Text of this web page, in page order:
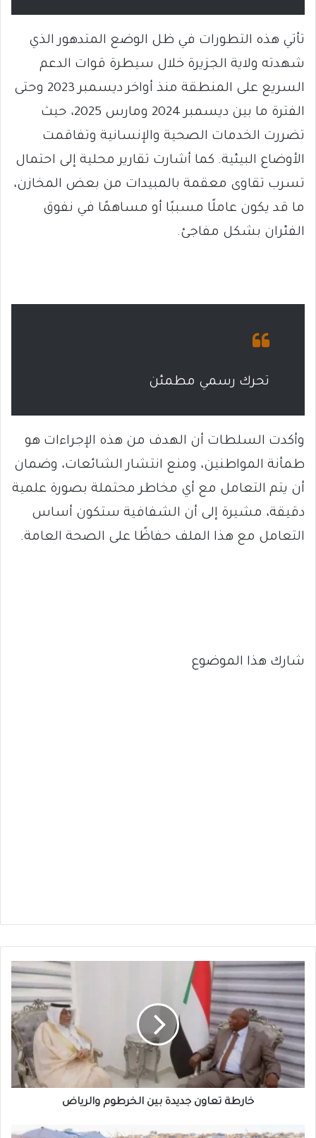
تأتي هذه التطورات في ظل الوضع المتدهور الذي
شهدته ولاية الجزيرة خلال سيطرة قوات الدعم
السريع على المنطقة منذ أواخر ديسمبر 2023 وحتى
الفترة ما بين ديسمبر 2024 ومارس 2025، حيث
تضررت الخدمات الصحية والإنسانية وتفاقمت
الأوضاع البيئية. كما أشارت تقارير محلية إلى احتمال
تسرب تقاوى معقمة بالمبيدات من بعض المخازن،
ما قد يكون عاملًا مسببًا أو مساهمًا في نفوق
الفئران بشكل مفاجئ.
تحرك رسمي مطمئن
وأكدت السلطات أن الهدف من هذه الإجراءات هو
طمأنة المواطنين، ومنع انتشار الشائعات، وضمان
أن يتم التعامل مع أي مخاطر محتملة بصورة علمية
دقيقة، مشيرة إلى أن الشفافية ستكون أساس
التعامل مع هذا الملف حفاظًا على الصحة العامة.
شارك هذا الموضوع
خارطة
تعاون
جديدة
بين
الخرطوم
والرياض
خارطة تعاون جديدة بين الخرطوم والرياض
تشاد